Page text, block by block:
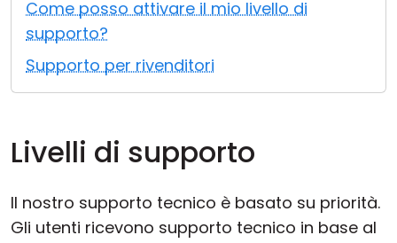
Come posso attivare il mio livello di
supporto?
Supporto per rivenditori
Livelli di supporto
Il nostro supporto tecnico è basato su priorità.
Gli utenti ricevono supporto tecnico in base al
Cloud e On-Premise